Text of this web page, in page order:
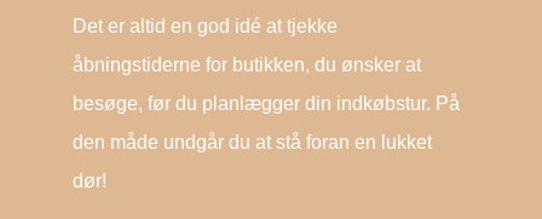
Det er altid en god idé at tjekke
åbningstiderne for butikken, du ønsker at
besøge, før du planlægger din indkøbstur. På
den måde undgår du at stå foran en lukket
dør!